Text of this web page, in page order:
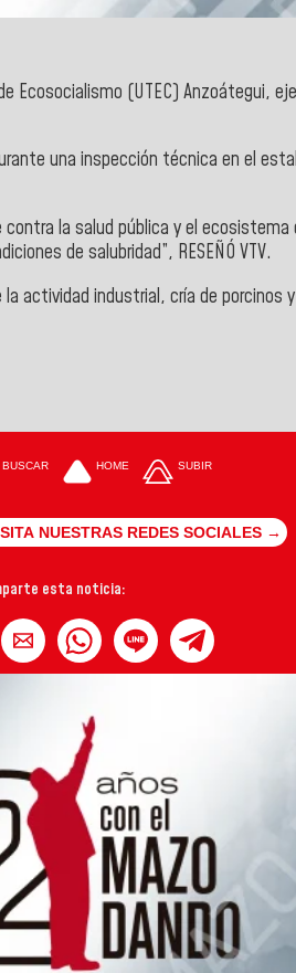
Ecosocialismo (UTEC) Anzoátegui,
una inspección técnica en el
la salud pública y el
de salubridad”, RESEÑÓ VTV.
industrial, cría de porcinos
BUSCAR HOME SUBIR
NUESTRAS REDES SOCIALES →
esta noticia: